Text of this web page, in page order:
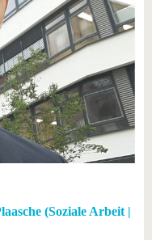
(Soziale Arbeit |